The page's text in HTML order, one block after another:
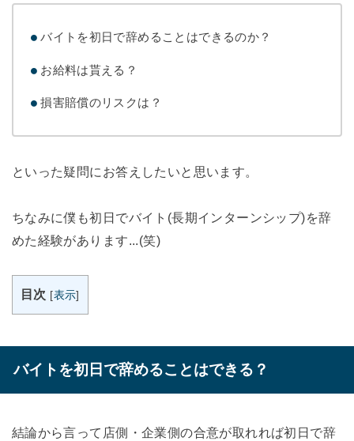
バイトを初日で辞めることはできるのか？
お給料は貰える？
損害賠償のリスクは？
といった疑問にお答えしたいと思います。
ちなみに僕も初日でバイト(長期インターンシップ)を辞
めた経験があります...(笑)
目次 [表示]
バイトを初日で辞めることはできる？
結論から言って店側・企業側の合意が取れれば初日で辞